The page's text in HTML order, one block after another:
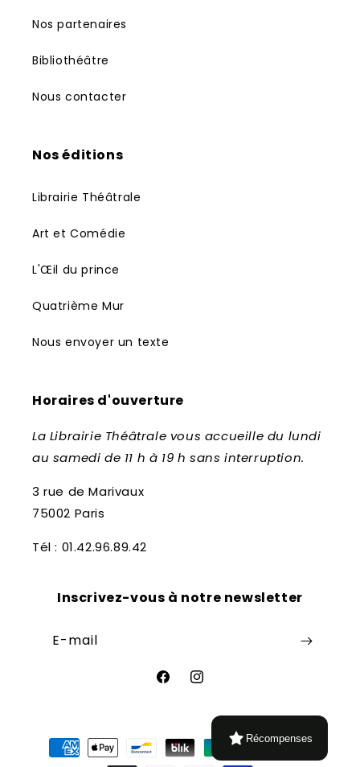
Nos partenaires
Bibliothéâtre
Nous contacter
Nos éditions
Librairie Théâtrale
Art et Comédie
L'Œil du prince
Quatrième Mur
Nous envoyer un texte
Horaires d'ouverture
La Librairie Théâtrale vous accueille du lundi
au samedi de 11 h à 19 h sans interruption.
3 rue de Marivaux
75002 Paris
Tél : 01.42.96.89.42
Inscrivez-vous à notre newsletter
E-mail
FacebookInstagram
Moyens
Récompenses